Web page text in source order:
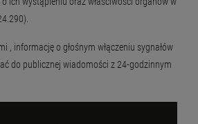
, informację o głośnym włączeniu sygnałów
do publicznej wiadomości z 24-godzinnym